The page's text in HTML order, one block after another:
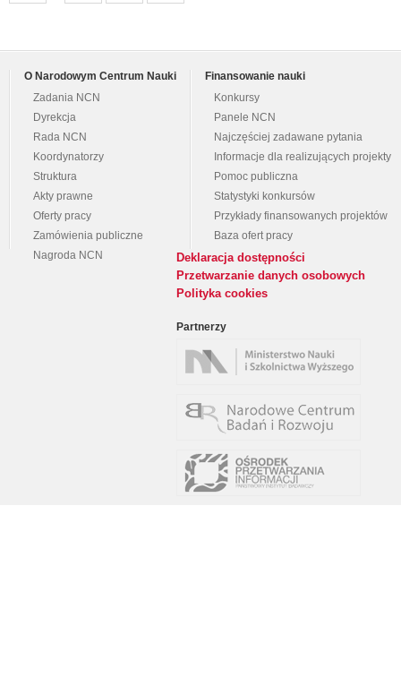
O Narodowym Centrum Nauki
Zadania NCN
Dyrekcja
Rada NCN
Koordynatorzy
Struktura
Akty prawne
Oferty pracy
Zamówienia publiczne
Nagroda NCN
Finansowanie nauki
Konkursy
Panele NCN
Najczęściej zadawane pytania
Informacje dla realizujących projekty
Pomoc publiczna
Statystyki konkursów
Przykłady finansowanych projektów
Baza ofert pracy
Deklaracja dostępności
Przetwarzanie danych osobowych
Polityka cookies
Partnerzy